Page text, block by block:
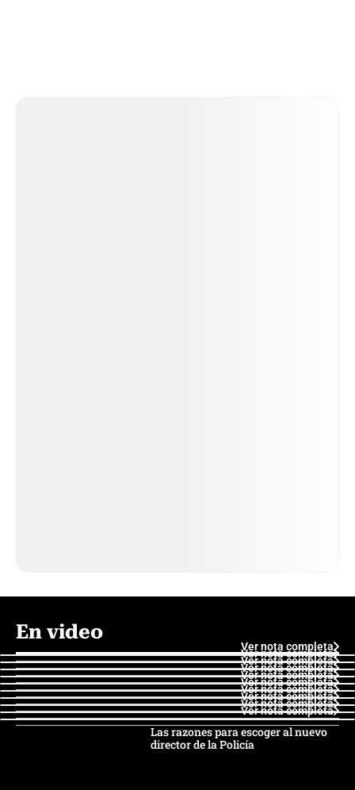
En video
Ver nota completa
Ver nota completa
Ver nota completa
Ver nota completa
Ver nota completa
Ver nota completa
Ver nota completa
Ver nota completa
Ver nota completa
Ver nota completa
Las razones para escoger al nuevo
director de la Policía